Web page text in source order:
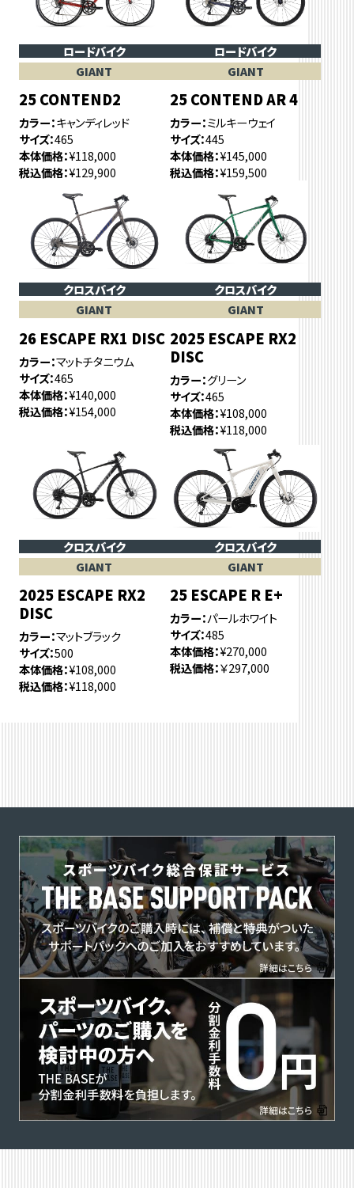
ロードバイク
GIANT
25 CONTEND2
カラー キャンディレッド
サイズ 465
本体価格 ¥118,000
税込価格 ¥129,900
ロードバイク
GIANT
25 CONTEND AR 4
カラー ミルキーウェイ
サイズ 445
本体価格 ¥145,000
税込価格 ¥159,500
クロスバイク
GIANT
26 ESCAPE RX1 DISC
カラー マットチタニウム
サイズ 465
本体価格 ¥140,000
税込価格 ¥154,000
クロスバイク
GIANT
2025 ESCAPE RX2
DISC
カラー グリーン
サイズ 465
本体価格 ¥108,000
税込価格 ¥118,000
クロスバイク
GIANT
2025 ESCAPE RX2
DISC
カラー マットブラック
サイズ 500
本体価格 ¥108,000
税込価格 ¥118,000
クロスバイク
GIANT
25 ESCAPE R E+
カラー パールホワイト
サイズ 485
本体価格 ¥270,000
税込価格 ￥297,000